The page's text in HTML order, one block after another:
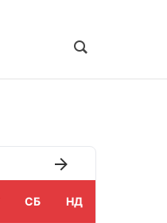
СБ НД